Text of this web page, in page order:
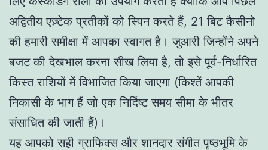
अद्वितीय एज़्टेक प्रतीकों को स्पिन करते हैं, 21 बिट कैसीनो
की हमारी समीक्षा में आपका स्वागत है। जुआरी जिन्होंने अपने
बजट की देखभाल करना सीख लिया है, तो इसे पूर्व-निर्धारित
किस्त राशियों में विभाजित किया जाएगा (किश्तें आपकी
निकासी के भाग हैं जो एक निर्दिष्ट समय सीमा के भीतर
संसाधित की जाती हैं)।
यह आपको सही ग्राफिक्स और शानदार संगीत पृष्ठभूमि के